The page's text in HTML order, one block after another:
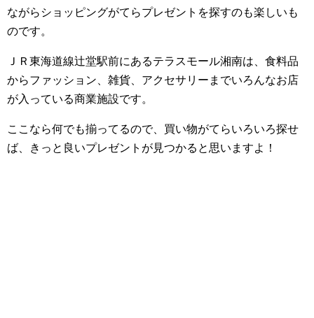
ながらショッピングがてらプレゼントを探すのも楽しいも
のです。
ＪＲ東海道線辻堂駅前にあるテラスモール湘南は、食料品
からファッション、雑貨、アクセサリーまでいろんなお店
が入っている商業施設です。
ここなら何でも揃ってるので、買い物がてらいろいろ探せ
ば、きっと良いプレゼントが見つかると思いますよ！